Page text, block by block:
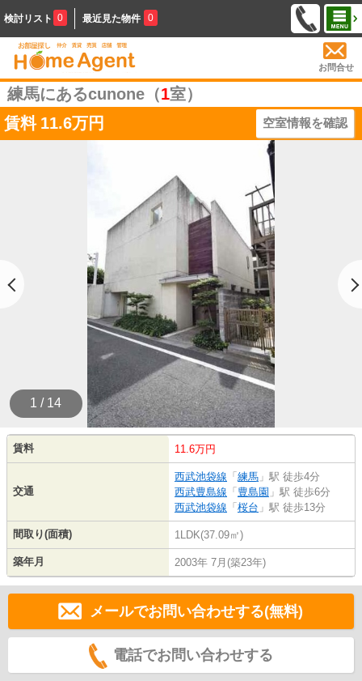
検討リスト 0 最近見た物件 0
お問合せ
練馬にあるcunone（1室）
賃料 11.6万円 空室情報を確認
1 / 14
賃料 11.6万円
交通
西武池袋線 「 練馬 」駅 徒歩4分
西武豊島線 「 豊島園 」駅 徒歩6分
西武池袋線 「 桜台 」駅 徒歩13分
間取り(面積) 1LDK(37.09㎡)
築年月 2003年 7月(築23年)
メールでお問い合わせする(無料)
電話でお問い合わせする